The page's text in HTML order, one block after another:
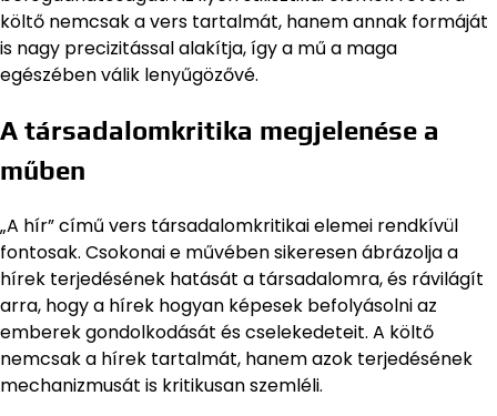
költő nemcsak a vers tartalmát, hanem annak formáját
is nagy precizitással alakítja, így a mű a maga
egészében válik lenyűgözővé.
A társadalomkritika megjelenése a
műben
„A hír” című vers társadalomkritikai elemei rendkívül
fontosak. Csokonai e művében sikeresen ábrázolja a
hírek terjedésének hatását a társadalomra, és rávilágít
arra, hogy a hírek hogyan képesek befolyásolni az
emberek gondolkodását és cselekedeteit. A költő
nemcsak a hírek tartalmát, hanem azok terjedésének
mechanizmusát is kritikusan szemléli.